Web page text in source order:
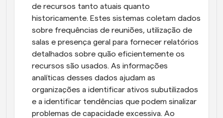
de recursos tanto atuais quanto
historicamente. Estes sistemas coletam dados
sobre frequências de reuniões, utilização de
salas e presença geral para fornecer relatórios
detalhados sobre quão eficientemente os
recursos são usados. As informações
analíticas desses dados ajudam as
organizações a identificar ativos subutilizados
e a identificar tendências que podem sinalizar
problemas de capacidade excessiva. Ao